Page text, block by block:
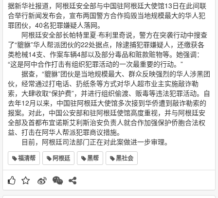
据新华社报道，阿根廷安全部与中国驻阿根廷大使馆13日在此间联
合举行新闻发布会，宣­布两国警方合作捣毁当地规模最大的华人犯
罪团伙，40名犯罪嫌疑人落网。
阿根廷安全部长帕特里夏·布利里奇说，警方在突袭行动中搜查
了“貔貅”华人帮派团伙的­22处据点，除逮捕犯罪嫌疑人，还缴获各
类枪械14支、作案车辆4部以及部分毒品和赃­款赃物等。她强调：
“这是阿中合作打击有组织犯罪活动的一次最重要的行动。”
据查，“貔貅”团伙是当地规模最大、群众反映强烈的华人涉黑团
伙，经常通过打电话、扔­纸条等方式对华人超市业主实施敲诈勒
索，大肆收取“保护费”，并进行组织偷渡、贩毒等­违法犯罪活动。自
去年12月以来，中国驻阿根廷大使馆多次接到华侨遭到敲诈勒索的
报案­。对此，中国公安部和驻阿根廷使馆高度重视，并与阿根廷安
全部及首都布宜诺斯艾利斯治­安负责人就合作加强保护侨胞合法权
益、打击在阿华人帮派犯罪商议措施。
目前，阿根廷司法部门正在对此案做进一步审理。
福清帮 阿根廷 黑帮 黑社会